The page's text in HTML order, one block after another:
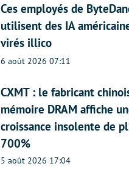
Ces employés de
utilisent des IA
virés illico
6 août 2026 07:11
CXMT : le fabricant
mémoire DRAM affiche
croissance insolente de
700%
5 août 2026 17:04